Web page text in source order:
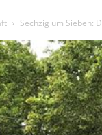
Sechzig um Sieben: